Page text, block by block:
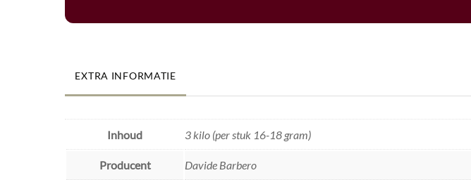
EXTRA INFORMATIE
Inhoud 3 kilo (per stuk 16-18 gram)
Producent Davide Barbero